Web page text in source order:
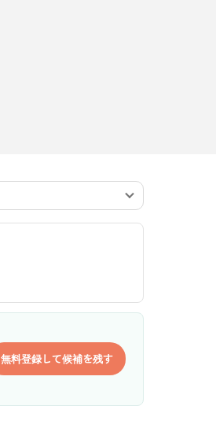
無料登録して候補を残す